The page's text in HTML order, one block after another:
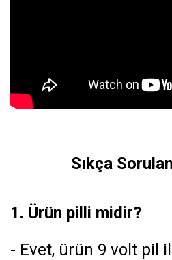
Sıkça
1. Ürün pilli midir?
- Evet, ürün 9 volt pil